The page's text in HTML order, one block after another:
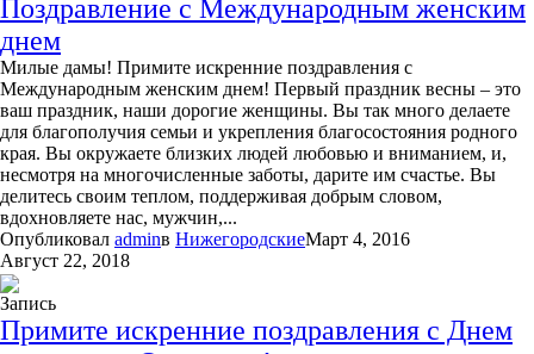
Поздравление с Международным женским
днем
Милые дамы! Примите искренние поздравления с
Международным женским днем! Первый праздник весны – это
ваш праздник, наши дорогие женщины. Вы так много делаете
для благополучия семьи и укрепления благосостояния родного
края. Вы окружаете близких людей любовью и вниманием, и,
несмотря на многочисленные заботы, дарите им счастье. Вы
делитесь своим теплом, поддерживая добрым словом,
вдохновляете нас, мужчин,...
Опубликовал adminв НижегородскиеМарт 4, 2016
Август 22, 2018
Запись
Примите искренние поздравления с Днем